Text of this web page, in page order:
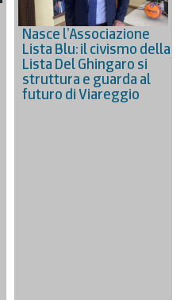
Nasce l’Associazione
Lista Blu: il civismo della
Lista Del Ghingaro si
struttura e guarda al
futuro di Viareggio